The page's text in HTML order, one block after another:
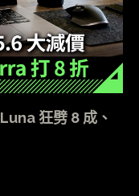
狂劈 8 成、